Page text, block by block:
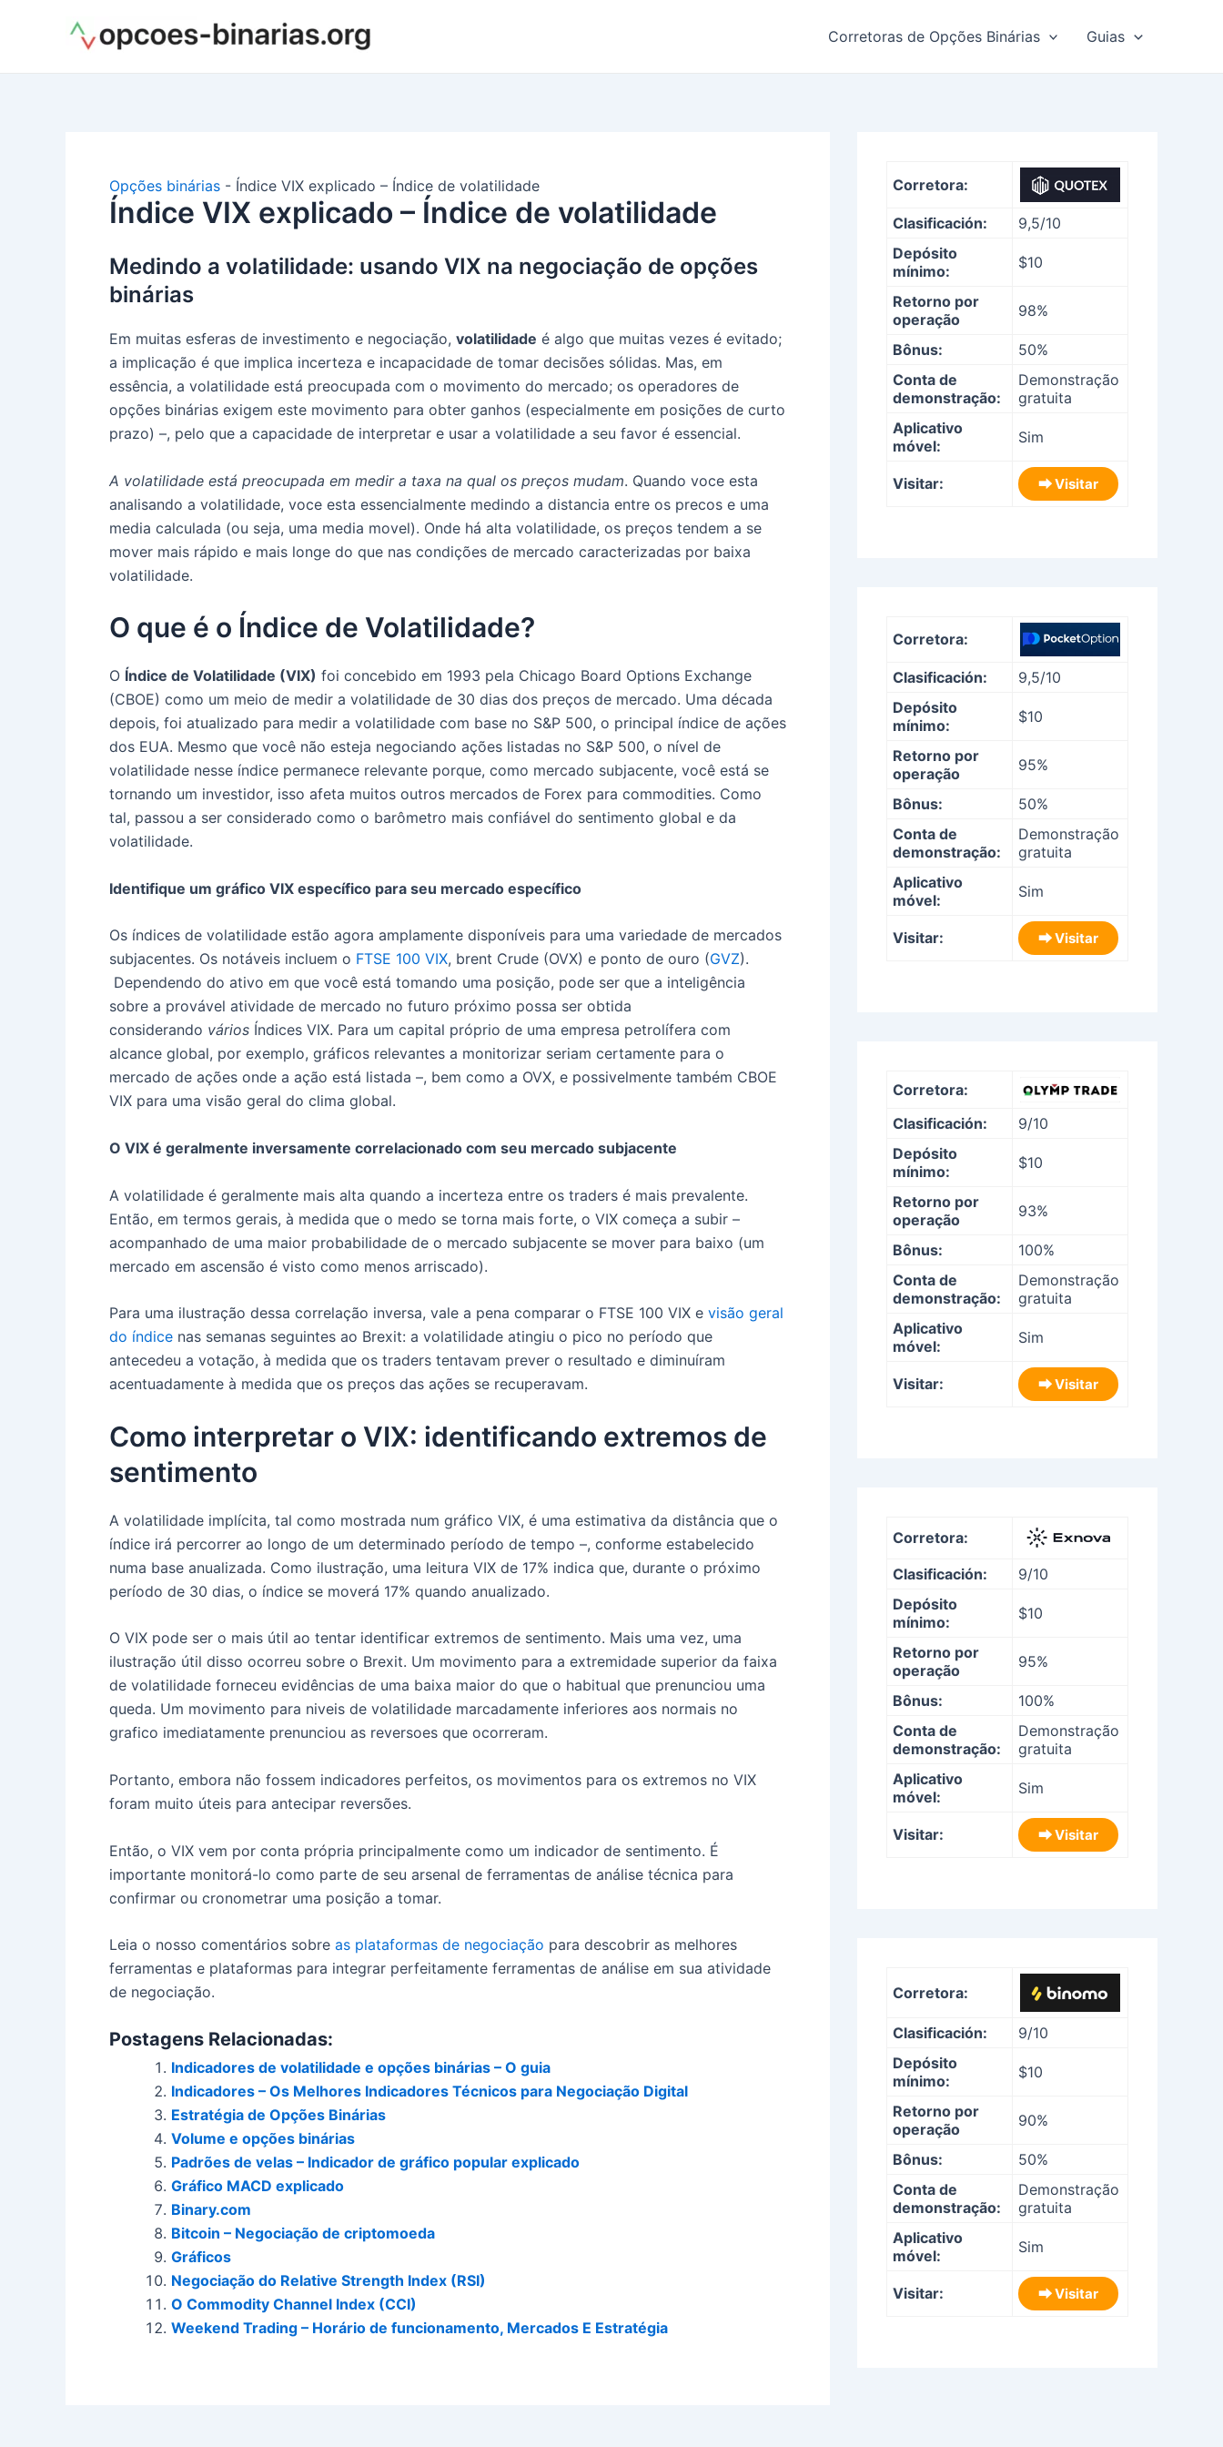
Corretoras de Opções Binárias Guias
Opções binárias - Índice VIX explicado – Índice de volatilidade
Índice VIX explicado – Índice de volatilidade
Medindo a volatilidade: usando VIX na negociação de opções
binárias
Em muitas esferas de investimento e negociação, volatilidade é algo que muitas vezes é evitado;
a implicação é que implica incerteza e incapacidade de tomar decisões sólidas. Mas, em
essência, a volatilidade está preocupada com o movimento do mercado; os operadores de
opções binárias exigem este movimento para obter ganhos (especialmente em posições de curto
prazo) –, pelo que a capacidade de interpretar e usar a volatilidade a seu favor é essencial.
A volatilidade está preocupada em medir a taxa na qual os preços mudam. Quando voce esta
analisando a volatilidade, voce esta essencialmente medindo a distancia entre os precos e uma
media calculada (ou seja, uma media movel). Onde há alta volatilidade, os preços tendem a se
mover mais rápido e mais longe do que nas condições de mercado caracterizadas por baixa
volatilidade.
O que é o Índice de Volatilidade?
O Índice de Volatilidade (VIX) foi concebido em 1993 pela Chicago Board Options Exchange
(CBOE) como um meio de medir a volatilidade de 30 dias dos preços de mercado. Uma década
depois, foi atualizado para medir a volatilidade com base no S&P 500, o principal índice de ações
dos EUA. Mesmo que você não esteja negociando ações listadas no S&P 500, o nível de
volatilidade nesse índice permanece relevante porque, como mercado subjacente, você está se
tornando um investidor, isso afeta muitos outros mercados de Forex para commodities. Como
tal, passou a ser considerado como o barômetro mais confiável do sentimento global e da
volatilidade.
Identifique um gráfico VIX específico para seu mercado específico
Os índices de volatilidade estão agora amplamente disponíveis para uma variedade de mercados
subjacentes. Os notáveis incluem o FTSE 100 VIX, brent Crude (OVX) e ponto de ouro (GVZ).
Dependendo do ativo em que você está tomando uma posição, pode ser que a inteligência
sobre a provável atividade de mercado no futuro próximo possa ser obtida
considerando vários Índices VIX. Para um capital próprio de uma empresa petrolífera com
alcance global, por exemplo, gráficos relevantes a monitorizar seriam certamente para o
mercado de ações onde a ação está listada –, bem como a OVX, e possivelmente também CBOE
VIX para uma visão geral do clima global.
O VIX é geralmente inversamente correlacionado com seu mercado subjacente
A volatilidade é geralmente mais alta quando a incerteza entre os traders é mais prevalente.
Então, em termos gerais, à medida que o medo se torna mais forte, o VIX começa a subir –
acompanhado de uma maior probabilidade de o mercado subjacente se mover para baixo (um
mercado em ascensão é visto como menos arriscado).
Para uma ilustração dessa correlação inversa, vale a pena comparar o FTSE 100 VIX e visão geral
do índice nas semanas seguintes ao Brexit: a volatilidade atingiu o pico no período que
antecedeu a votação, à medida que os traders tentavam prever o resultado e diminuíram
acentuadamente à medida que os preços das ações se recuperavam.
Como interpretar o VIX: identificando extremos de
sentimento
A volatilidade implícita, tal como mostrada num gráfico VIX, é uma estimativa da distância que o
índice irá percorrer ao longo de um determinado período de tempo –, conforme estabelecido
numa base anualizada. Como ilustração, uma leitura VIX de 17% indica que, durante o próximo
período de 30 dias, o índice se moverá 17% quando anualizado.
O VIX pode ser o mais útil ao tentar identificar extremos de sentimento. Mais uma vez, uma
ilustração útil disso ocorreu sobre o Brexit. Um movimento para a extremidade superior da faixa
de volatilidade forneceu evidências de uma baixa maior do que o habitual que prenunciou uma
queda. Um movimento para niveis de volatilidade marcadamente inferiores aos normais no
grafico imediatamente prenunciou as reversoes que ocorreram.
Portanto, embora não fossem indicadores perfeitos, os movimentos para os extremos no VIX
foram muito úteis para antecipar reversões.
Então, o VIX vem por conta própria principalmente como um indicador de sentimento. É
importante monitorá-lo como parte de seu arsenal de ferramentas de análise técnica para
confirmar ou cronometrar uma posição a tomar.
Leia o nosso comentários sobre as plataformas de negociação para descobrir as melhores
ferramentas e plataformas para integrar perfeitamente ferramentas de análise em sua atividade
de negociação.
Postagens Relacionadas:
Indicadores de volatilidade e opções binárias – O guia
Indicadores – Os Melhores Indicadores Técnicos para Negociação Digital
Estratégia de Opções Binárias
Volume e opções binárias
Padrões de velas – Indicador de gráfico popular explicado
Gráfico MACD explicado
Binary.com
Bitcoin – Negociação de criptomoeda
Gráficos
Negociação do Relative Strength Index (RSI)
O Commodity Channel Index (CCI)
Weekend Trading – Horário de funcionamento, Mercados E Estratégia
Corretora:
Clasificación:
9,5/10
Depósito
mínimo:
$10
Retorno por
operação
98%
Bônus:
50%
Conta de
demonstração:
Demonstração
gratuita
Aplicativo
móvel:
Sim
Visitar: ⮕ Visitar
Corretora:
Clasificación:
9,5/10
Depósito
mínimo:
$10
Retorno por
operação
95%
Bônus:
50%
Conta de
demonstração:
Demonstração
gratuita
Aplicativo
móvel:
Sim
Visitar: ⮕ Visitar
Corretora:
Clasificación:
9/10
Depósito
mínimo:
$10
Retorno por
operação
93%
Bônus:
100%
Conta de
demonstração:
Demonstração
gratuita
Aplicativo
móvel:
Sim
Visitar: ⮕ Visitar
Corretora:
Clasificación:
9/10
Depósito
mínimo:
$10
Retorno por
operação
95%
Bônus:
100%
Conta de
demonstração:
Demonstração
gratuita
Aplicativo
móvel:
Sim
Visitar: ⮕ Visitar
Corretora:
Clasificación:
9/10
Depósito
mínimo:
$10
Retorno por
operação
90%
Bônus:
50%
Conta de
demonstração:
Demonstração
gratuita
Aplicativo
móvel:
Sim
Visitar: ⮕ Visitar